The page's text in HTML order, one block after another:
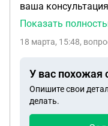
ваша
рождения
смещением
лечение
юрист и
возмещение трат
Показать
18 марта, 15:48,
У вас похожая
Опишите свои
делать.